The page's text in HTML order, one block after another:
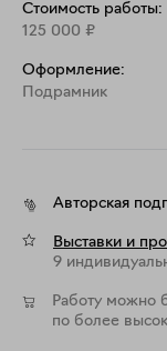
Стоимость работы:
125 000 ₽
Оформление:
Подрамник
Авторская
Выставки и
9
Работу можно
по более